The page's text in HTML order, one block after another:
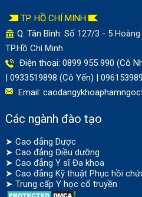
TP. HỒ CHÍ MINH
Q. Tân Bình: Số 127/3 - 5 Hoàng
TP.Hồ Chí Minh
Điện thoại: 0899 955 990 (Cô
| 0933519898 (Cô Yến) |
Email:
Các ngành đào tạo
➤ Cao đẳng Dược
➤ Cao đẳng Điều dưỡng
➤ Cao đẳng Y sĩ Đa khoa
➤ Cao đẳng Kỹ thuật Phục hồi
➤ Trung cấp Y học cổ truyền